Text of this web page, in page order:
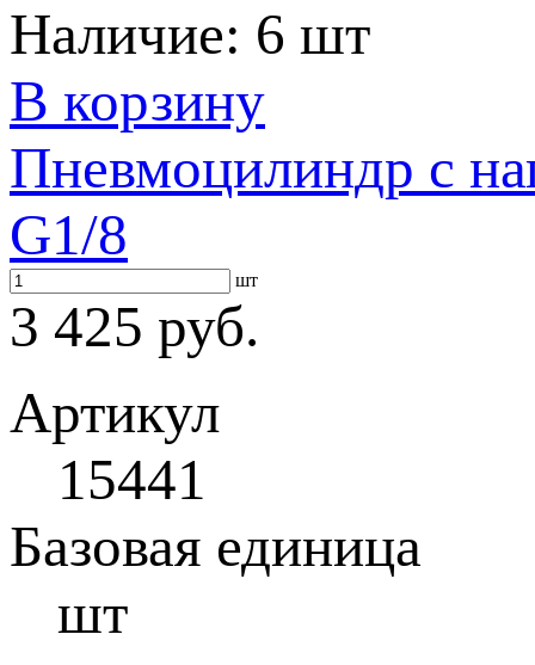
Наличие: 6 шт
В корзину
Пневмоцилиндр с
G1/8
шт
3 425 руб.
Артикул
15441
Базовая единица
шт